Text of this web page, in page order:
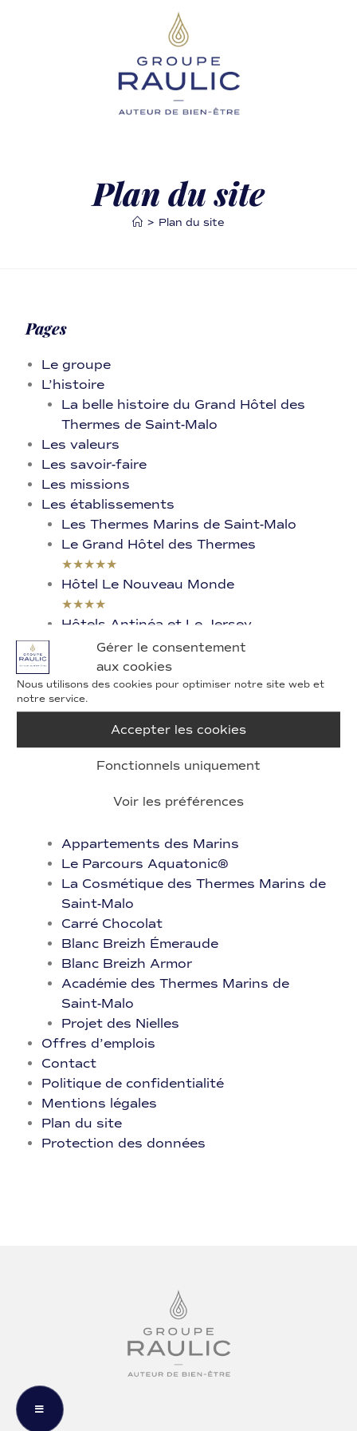
Gérer le consentement
aux cookies
Nous utilisons des cookies pour optimiser notre site web et
notre service.
Accepter les cookies
Fonctionnels uniquement
Voir les préférences
Plan du site
> Plan du site
Pages
Le groupe
L’histoire
La belle histoire du Grand Hôtel des
Thermes de Saint-Malo
Les valeurs
Les savoir-faire
Les missions
Les établissements
Les Thermes Marins de Saint-Malo​
Le Grand Hôtel des Thermes
★★★★★
Hôtel Le Nouveau Monde
★★★★
Hôtels Antinéa et Le Jersey
Hôtel des Marins
★★★
Saint-Malo Golf Resort
Hôtel B&B Saint-Malo Saint-Jouan​
Résidence Reine Marine
Résidence Neptunia
Appartements des Marins
Le Parcours Aquatonic®
La Cosmétique des Thermes Marins de
Saint-Malo
Carré Chocolat​
Blanc Breizh Émeraude​
Blanc Breizh Armor
Académie des Thermes Marins de
Saint-Malo
Projet des Nielles
Offres d’emplois
Contact
Politique de confidentialité
Mentions légales
Plan du site
Protection des données